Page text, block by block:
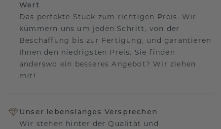
Wert
Das perfekte Stück zum richtigen Preis. Wir
kümmern uns um jeden Schritt, von der
Beschaffung bis zur Fertigung, und garantieren
Ihnen den niedrigsten Preis. Sie finden
anderswo ein besseres Angebot? Wir ziehen
mit!
Unser lebenslanges Versprechen
Wir stehen hinter der Qualität und